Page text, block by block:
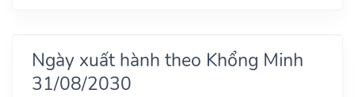
Ngày xuất hành theo Khổng Minh
31/08/2030